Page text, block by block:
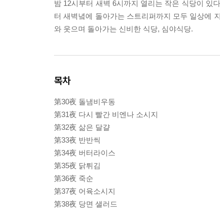
밤 12시부터 새벽 6시까지 열리는 작은 식당이 있
터 새벽녘에 돌아가는 스트리퍼까지 모두 일상에
와 웃으며 돌아가는 신비한 식당, 심야식당.
목차
第30夜 돌냄비우동
第31夜 다시 빨간 비엔나 소시지
第32夜 삶은 달걀
第33夜 반반씩
第34夜 버터라이스
第35夜 닭튀김
第36夜 죽순
第37夜 어육소시지
第38夜 당면 샐러드